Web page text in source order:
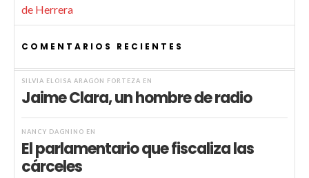
de Herrera
COMENTARIOS RECIENTES
SILVIA ELOISA ARAGÓN FORTEZA EN
Jaime Clara, un hombre de radio
NANCY DAGNINO EN
El parlamentario que fiscaliza las
cárceles